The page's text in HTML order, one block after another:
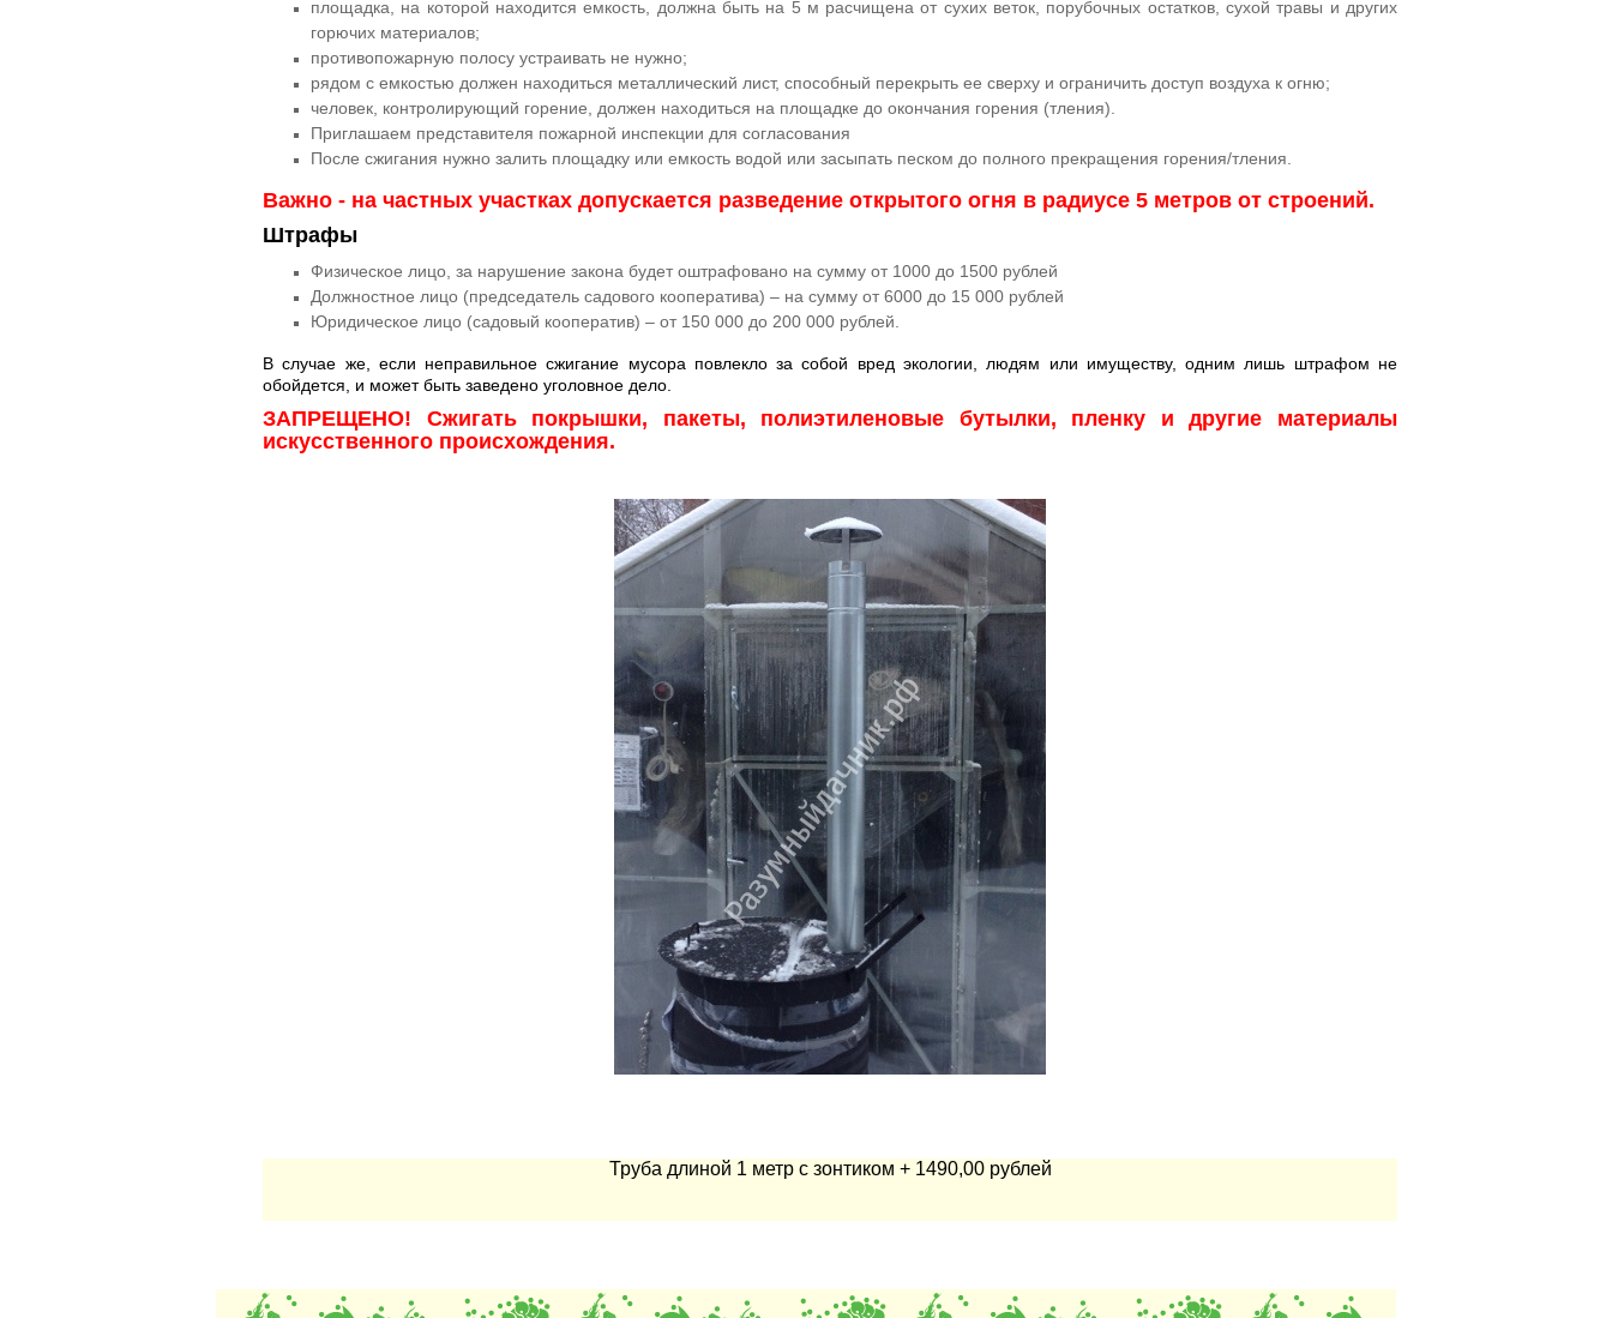
площадка, на которой находится емкость, должна быть на 5 м расчищена от сухих веток, порубочных остатков, сухой травы и других
горючих материалов;
противопожарную полосу устраивать не нужно;
рядом с емкостью должен находиться металлический лист, способный перекрыть ее сверху и ограничить доступ воздуха к огню;
человек, контролирующий горение, должен находиться на площадке до окончания горения (тления).
Приглашаем представителя пожарной инспекции для согласования
После сжигания нужно залить площадку или емкость водой или засыпать песком до полного прекращения горения/тления.
Важно - на частных участках допускается разведение открытого огня в радиусе 5 метров от строений.
Штрафы
Физическое лицо, за нарушение закона будет оштрафовано на сумму от 1000 до 1500 рублей
Должностное лицо (председатель садового кооператива) – на сумму от 6000 до 15 000 рублей
Юридическое лицо (садовый кооператив) – от 150 000 до 200 000 рублей.
В случае же, если неправильное сжигание мусора повлекло за собой вред экологии, людям или имуществу, одним лишь штрафом не
обойдется, и может быть заведено уголовное дело.
ЗАПРЕЩЕНО! Сжигать покрышки, пакеты, полиэтиленовые бутылки, пленку и другие материалы
искусственного происхождения.
Труба длиной 1 метр с зонтиком + 1490,00 рублей